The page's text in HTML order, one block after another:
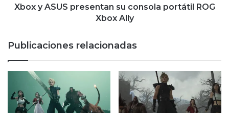
AllyXbox y ASUS presentan su consola portátil ROG
Xbox Ally
Publicaciones relacionadas